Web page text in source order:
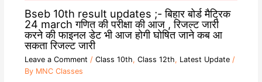
Bseb 10th result updates ;- बिहार बोर्ड मैट्रिक
24 march गणित की परीक्षा की आज , रिजल्ट जारी
करने की फाइनल डेट भी आज होगी घोषित जाने कब आ
सकता रिजल्ट जारी
Leave a Comment / Class 10th, Class 12th, Latest Update/
By MNC Classes